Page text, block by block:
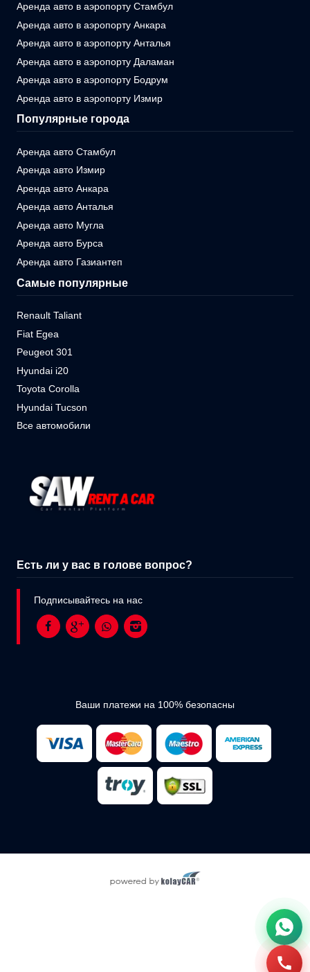
Аренда авто в аэропорту Стамбул
Аренда авто в аэропорту Анкара
Аренда авто в аэропорту Анталья
Аренда авто в аэропорту Даламан
Аренда авто в аэропорту Бодрум
Аренда авто в аэропорту Измир
Популярные города
Аренда авто Стамбул
Аренда авто Измир
Аренда авто Анкара
Аренда авто Анталья
Аренда авто Мугла
Аренда авто Бурса
Аренда авто Газиантеп
Самые популярные
Renault Taliant
Fiat Egea
Peugeot 301
Hyundai i20
Toyota Corolla
Hyundai Tucson
Все автомобили
Есть ли у вас в голове вопрос?
Подписывайтесь на нас
Ваши платежи на 100% безопасны